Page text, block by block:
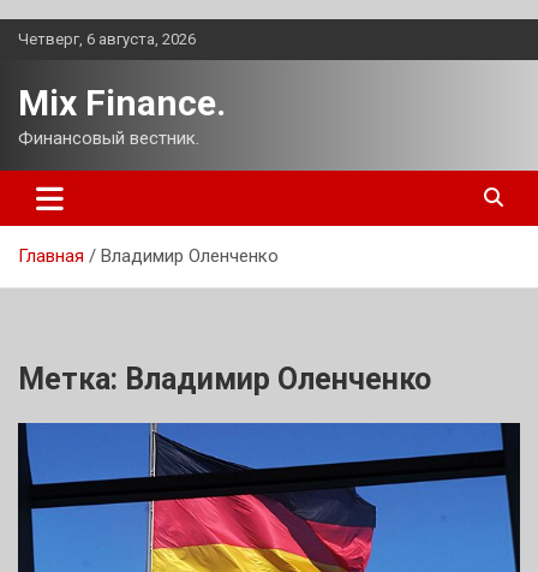
Перейти
Четверг, 6 августа, 2026
Mix Finance.
Финансовый вестник.
Главная Владимир Оленченко
Метка: Владимир Оленченко